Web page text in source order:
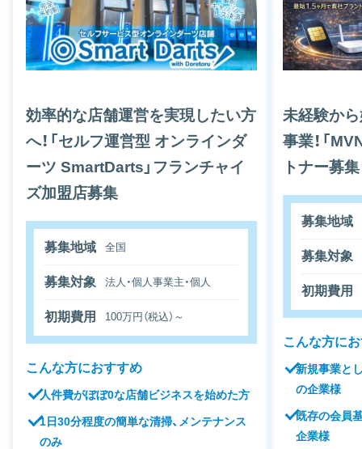
効率的な店舗運営を実現したい方
へ！「セルフ運営型 オンラインダ
ーツ SmartDarts」フランチャイ
ズ加盟店募集
募集地域 全国
募集対象 法人・個人事業主・個人
初期費用 100万円（税込）～
こんな方におすすめ
人件費がぼぼ0な店舗ビジネスを始めた方
1日30分程度の簡単な清掃、メンテナンス
のみ
未経験か
事業！「
トナー募集
募集地域
募集対象
初期費用
こんな方に
新規事業と
の企業様
既存の会員
企業様